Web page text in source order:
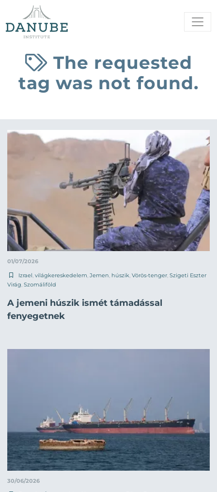
The requested
tag was not found.
01/07/2026
Izrael világkereskedelem Jemen húszik Vörös-tenger Szigeti Eszter
Virág Szomáliföld
A jemeni húszik ismét támadással
fenyegetnek
30/06/2026